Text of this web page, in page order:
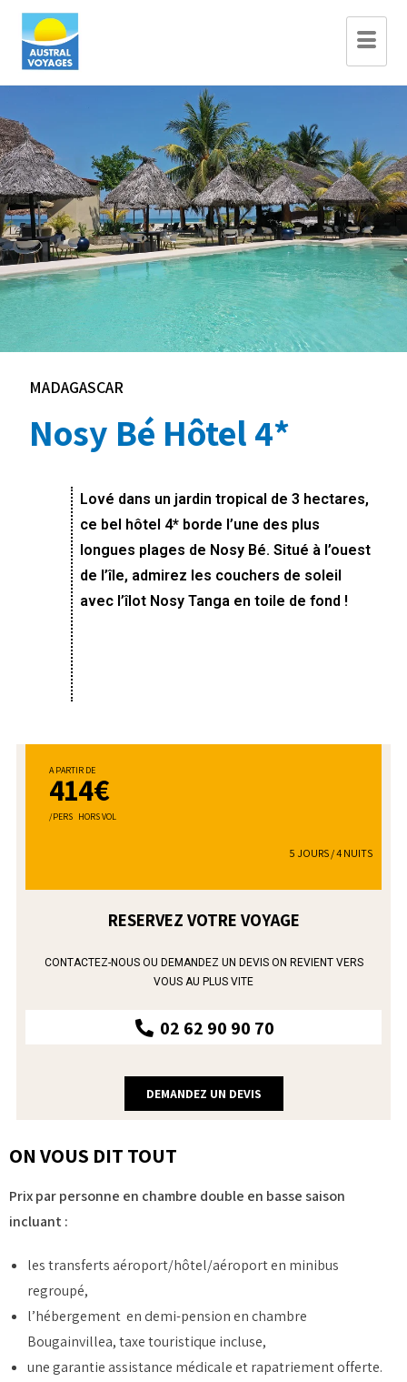
MADAGASCAR
Nosy Bé Hôtel 4*
Lové dans un jardin tropical de 3 hectares,
ce bel hôtel 4* borde l’une des plus
longues plages de Nosy Bé. Situé à l’ouest
de l’île, admirez les couchers de soleil
avec l’îlot Nosy Tanga en toile de fond !
A PARTIR DE
414€
/PERS HORS VOL
5 JOURS / 4 NUITS
RESERVEZ VOTRE VOYAGE
CONTACTEZ-NOUS OU DEMANDEZ UN DEVIS ON REVIENT VERS
VOUS AU PLUS VITE
02 62 90 90 70
DEMANDEZ UN DEVIS
ON VOUS DIT TOUT
Prix par personne en chambre double en basse saison
incluant :
les transferts aéroport/hôtel/aéroport en minibus
regroupé,
l’hébergement en demi-pension en chambre
Bougainvillea, taxe touristique incluse,
une garantie assistance médicale et rapatriement offerte.